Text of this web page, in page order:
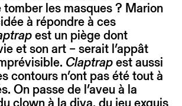
les masques ? Marion
à répondre à ces
est un piège dont
et son art – serait l’appât
Claptrapest aussi
contours n’ont pas été tout à
On passe de l’aveu à la